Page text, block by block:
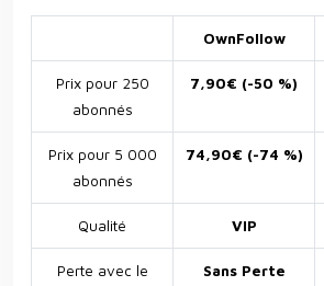
OwnFollow
Prix pour 250
abonnés
7,90€ (-50 %)
Prix pour 5 000
abonnés
74,90€ (-74 %)
Qualité VIP
Perte avec le
Sans Perte